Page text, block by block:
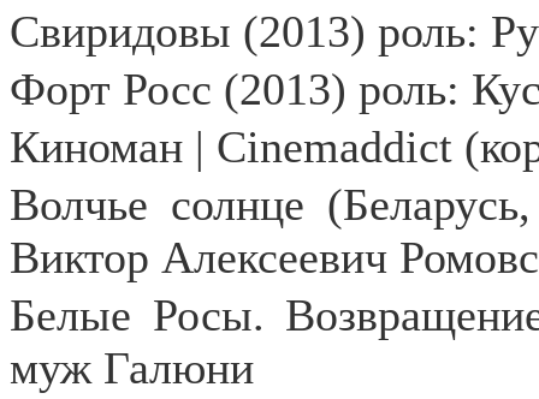
Свиридовы (2013) роль:
Форт Росс (2013) роль:
Киноман | Cinemaddict
Волчье солнце
Виктор Алексеевич
Белые Росы.
муж Галюни